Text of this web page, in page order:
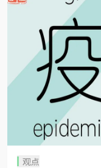
观点